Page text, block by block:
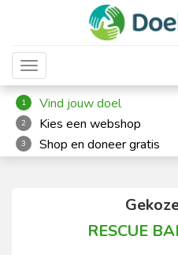
Toggle navigation
1 Vind jouw doel
2 Kies een webshop
3 Shop en doneer gratis
RESCUE